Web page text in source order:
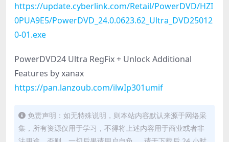
https://update.cyberlink.com/Retail/PowerDVD/HZI
0PUA9E5/PowerDVD_24.0.0623.62_Ultra_DVD25012
0-01.exe
PowerDVD24 Ultra RegFix + Unlock Additional
Features by xanax
https://pan.lanzoub.com/ilwIp301umif
免责声明：如无特殊说明，则本站内容默认来源于网络采
集，所有资源仅用于学习，不得将上述内容用于商业或者非